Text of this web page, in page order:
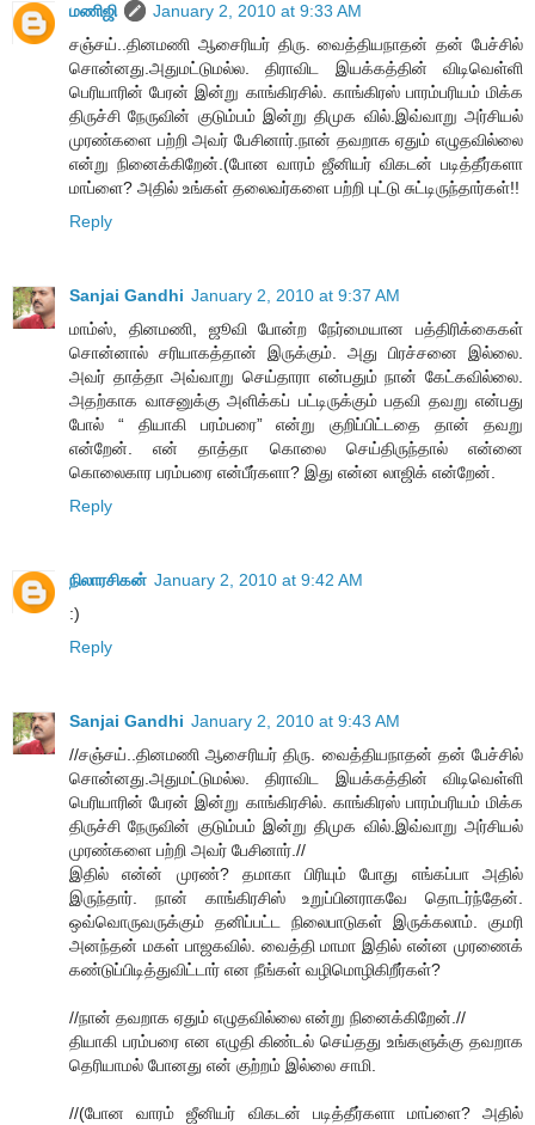
மணிஜி
January 2, 2010 at 9:33 AM
சஞ்சய்..தினமணி ஆசைரியர் திரு. வைத்தியநாதன் தன் பேச்சில்
சொன்னது.அதுமட்டுமல்ல. திராவிட இயக்கத்தின் விடிவெள்ளி
பெரியாரின் பேரன் இன்று காங்கிரசில். காங்கிரஸ் பாரம்பரியம் மிக்க
திருச்சி நேருவின் குடும்பம் இன்று திமுக வில்.இவ்வாறு அர்சியல்
முரண்களை பற்றி அவர் பேசினார்.நான் தவறாக ஏதும் எழுதவில்லை
என்று நினைக்கிறேன்.(போன வாரம் ஜீனியர் விகடன் படித்தீர்களா
மாப்ளை? அதில் உங்கள் தலைவர்களை பற்றி புட்டு சுட்டிருந்தார்கள்!!
Reply
Sanjai Gandhi January 2, 2010 at 9:37 AM
மாம்ஸ், தினமணி, ஜூவி போன்ற நேர்மையான பத்திரிக்கைகள்
சொன்னால் சரியாகத்தான் இருக்கும். அது பிரச்சனை இல்லை.
அவர் தாத்தா அவ்வாறு செய்தாரா என்பதும் நான் கேட்கவில்லை.
அதற்காக வாசனுக்கு அளிக்கப் பட்டிருக்கும் பதவி தவறு என்பது
போல் “ தியாகி பரம்பரை” என்று குறிப்பிட்டதை தான் தவறு
என்றேன். என் தாத்தா கொலை செய்திருந்தால் என்னை
கொலைகார பரம்பரை என்பீர்களா? இது என்ன லாஜிக் என்றேன்.
Reply
நிலாரசிகன் January 2, 2010 at 9:42 AM
:)
Reply
Sanjai Gandhi January 2, 2010 at 9:43 AM
//சஞ்சய்..தினமணி ஆசைரியர் திரு. வைத்தியநாதன் தன் பேச்சில்
சொன்னது.அதுமட்டுமல்ல. திராவிட இயக்கத்தின் விடிவெள்ளி
பெரியாரின் பேரன் இன்று காங்கிரசில். காங்கிரஸ் பாரம்பரியம் மிக்க
திருச்சி நேருவின் குடும்பம் இன்று திமுக வில்.இவ்வாறு அர்சியல்
முரண்களை பற்றி அவர் பேசினார்.//
இதில் என்ன் முரண்? தமாகா பிரியும் போது எங்கப்பா அதில்
இருந்தார். நான் காங்கிரசிஸ் உறுப்பினராகவே தொடர்ந்தேன்.
ஒவ்வொருவருக்கும் தனிப்பட்ட நிலைபாடுகள் இருக்கலாம். குமரி
அனந்தன் மகள் பாஜகவில். வைத்தி மாமா இதில் என்ன முரணைக்
கண்டுப்பிடித்துவிட்டார் என நீங்கள் வழிமொழிகிறீர்கள்?
//நான் தவறாக ஏதும் எழுதவில்லை என்று நினைக்கிறேன்.//
தியாகி பரம்பரை என எழுதி கிண்டல் செய்தது உங்களுக்கு தவறாக
தெரியாமல் போனது என் குற்றம் இல்லை சாமி.
//(போன வாரம் ஜீனியர் விகடன் படித்தீர்களா மாப்ளை? அதில்